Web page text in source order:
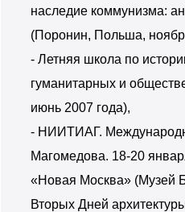
наследие коммунизма:
(Поронин, Польша,
- Летняя школа по
гуманитарных и
июнь 2007 года),
- НИИТИАГ.
Магомедова. 18-20
«Новая Москва» (Музей
Вторых Дней